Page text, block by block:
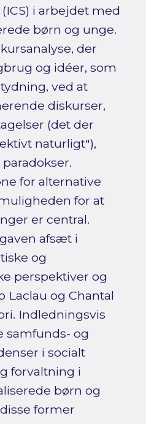
i arbejdet med
børn og unge.
der
og idéer, som
ved at
diskurser,
(det der
naturligt"),
for alternative
for at
er central.
afsæt i
og
perspektiver og
Laclau og Chantal
Indledningsvis
samfunds- og
i socialt
forvaltning i
børn og
former